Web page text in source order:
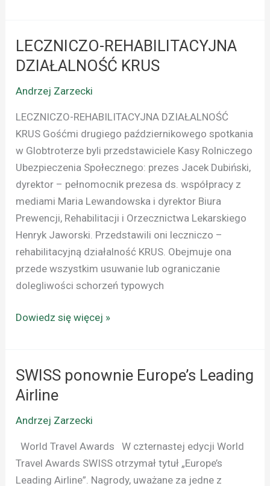
LECZNICZO-REHABILITACYJNA
DZIAŁALNOŚĆ KRUS
Andrzej Zarzecki
LECZNICZO-REHABILITACYJNA DZIAŁALNOŚĆ
KRUS Gośćmi drugiego październikowego spotkania
w Globtroterze byli przedstawiciele Kasy Rolniczego
Ubezpieczenia Społecznego: prezes Jacek Dubiński,
dyrektor – pełnomocnik prezesa ds. współpracy z
mediami Maria Lewandowska i dyrektor Biura
Prewencji, Rehabilitacji i Orzecznictwa Lekarskiego
Henryk Jaworski. Przedstawili oni leczniczo –
rehabilitacyjną działalność KRUS. Obejmuje ona
przede wszystkim usuwanie lub ograniczanie
dolegliwości schorzeń typowych
LECZNICZO-
REHABILITACYJNA
KRUS
Dowiedz się więcej »
SWISS ponownie Europe’s Leading
Airline
Andrzej Zarzecki
World Travel Awards W czternastej edycji World
Travel Awards SWISS otrzymał tytuł „Europe’s
Leading Airline”. Nagrody, uważane za jedne z
SWISS
ponownie
Leading
Airline